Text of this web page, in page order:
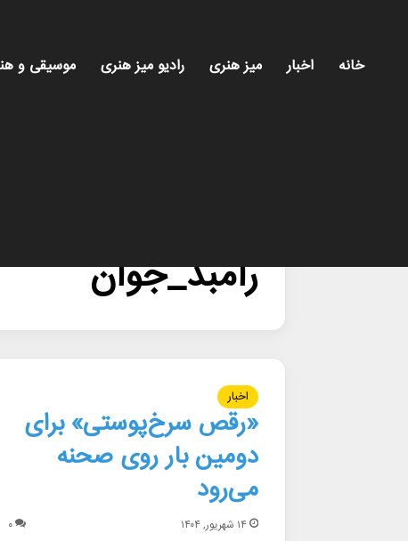
خانه اخبار میز هنری رادیو میز هنری موسیقی و
رامبد_جوان
اخبار
«رقص سرخ‌پوستی» برای
دومین بار روی صحنه
می‌رود
۱۴ شهریور, ۱۴۰۴ ۰